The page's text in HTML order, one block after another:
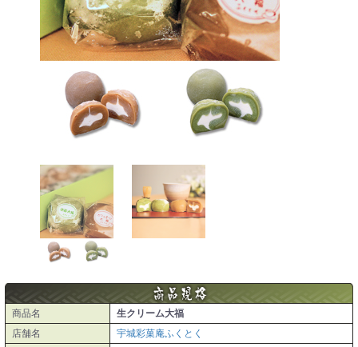
商品名
生クリーム大福
店舗名
宇城彩菓庵ふくとく